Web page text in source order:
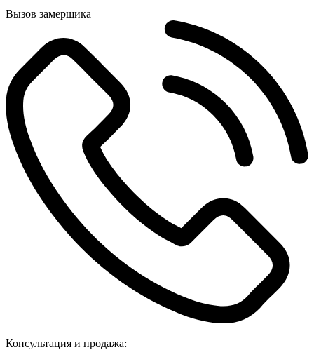
Вызов замерщика
Консультация и продажа: